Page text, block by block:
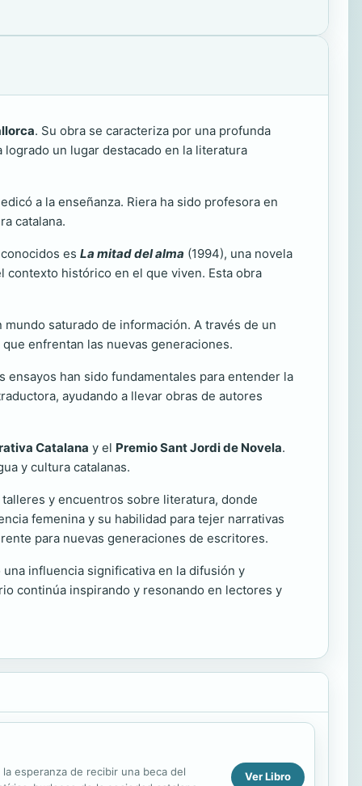
. Su obra se caracteriza por una profunda
un lugar destacado en la literatura
a la enseñanza. Riera ha sido profesora en
catalana.
es La mitad del alma (1994), una novela
histórico en el que viven. Esta obra
saturado de información. A través de un
enfrentan las nuevas generaciones.
ensayos han sido fundamentales para entender la
ayudando a llevar obras de autores
Catalana y el Premio Sant Jordi de Novela.
y cultura catalanas.
y encuentros sobre literatura, donde
femenina y su habilidad para tejer narrativas
para nuevas generaciones de escritores.
influencia significativa en la difusión y
continúa inspirando y resonando en lectores y
esperanza de recibir una beca del
Ver Libro